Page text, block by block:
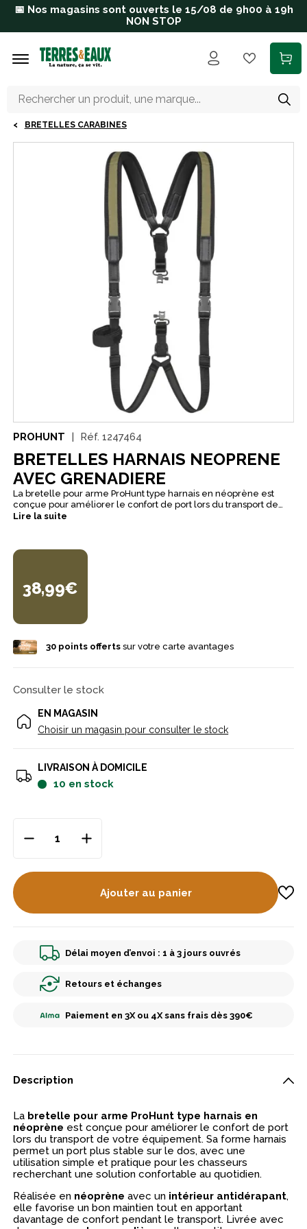
Aller au contenu principal
📅 Nos magasins sont ouverts le 15/08 de 9h00 à 19h
NON STOP
BRETELLES CARABINES
PROHUNT Réf. 1247464
BRETELLES HARNAIS NEOPRENE
AVEC GRENADIERE
La bretelle pour arme ProHunt type harnais en néoprène est
conçue pour améliorer le confort de port lors du transport de
votre équipement. Sa forme harnais permet un port plus stable
Réalisée en néoprène avec un intérieur antidérapant, elle
favorise un bon maintien tout en apportant davantage de confort
elle constitue un accessoire fonctionnel et prêt à l’emploi, ici
dans sa version kaki.
Lire la suite
38,99€
30points offertssur votre carte avantages
Consulter le stock
EN MAGASIN
Choisir un magasin pour consulter le stock
LIVRAISON À DOMICILE
10 en stock
Ajouter au panier
Délai moyen d’envoi : 1 à 3 jours ouvrés
Retours et échanges
Paiement en 3X ou 4X sans frais dès 390€
Description
La bretelle pour arme ProHunt type harnais en
néoprène est conçue pour améliorer le confort de port
lors du transport de votre équipement. Sa forme harnais
permet un port plus stable sur le dos, avec une
utilisation simple et pratique pour les chasseurs
recherchant une solution confortable au quotidien.
Réalisée en néoprène avec un intérieur antidérapant,
elle favorise un bon maintien tout en apportant
davantage de confort pendant le transport. Livrée avec